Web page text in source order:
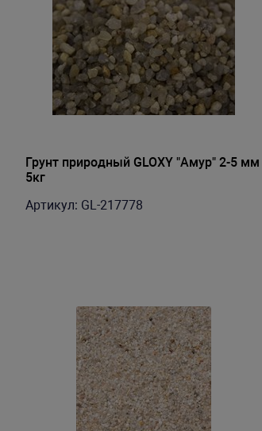
Грунт природный GLOXY "Амур" 2-5 мм
5кг
Артикул: GL-217778